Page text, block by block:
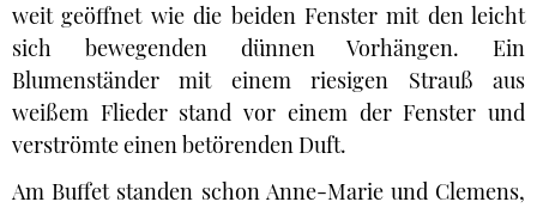
weit geöffnet wie die beiden Fenster mit den leicht
sich bewegenden dünnen Vorhängen. Ein
Blumenständer mit einem riesigen Strauß aus
weißem Flieder stand vor einem der Fenster und
verströmte einen betörenden Duft.
Am Buffet standen schon Anne-Marie und Clemens,